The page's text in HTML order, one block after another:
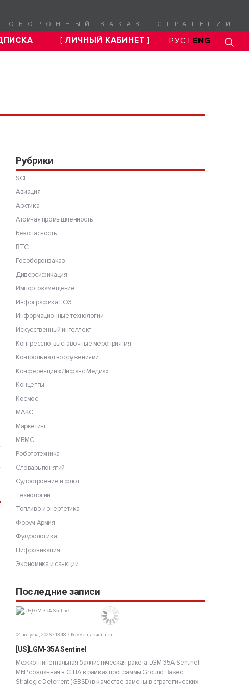
ОБОРОННЫЙ ЗАКАЗ. СТРАТЕГИИ
[ ЛИЧНЫЙ КАБИНЕТ ] РУС | ENG
Рубрики
SCI.
Авиация
Арктика
Атомная промышленность
Безопасность
ВТС
Гособоронзаказ
Диверсификация
Импортозамещение
Инфографика ГОЗ
Информационные технологии
Искусственный интеллект
Конгрессно-выставочные мероприятия
Контроль над вооружениями
Конференции «Дифанс Медиа»
Концепты
Космос
МАКС
Маркетинг
МВМС
Робототехника
Словарь понятий
Судостроение и флот
Технологии
Топливо и энергетика
Форум Армия
Футурологика
Цифровизация
Экономика и санкции
Последние записи
04 августа, 2026 / 13:48 Комментариев нет
[US]LGM-35A Sentinel
Межконтинентальная баллистическая ракета LGM-35A Sentinel -
МБР созданная в США в рамках программы Ground Based
Strategic Deterrent (GBSD) в качестве замены в стратегических